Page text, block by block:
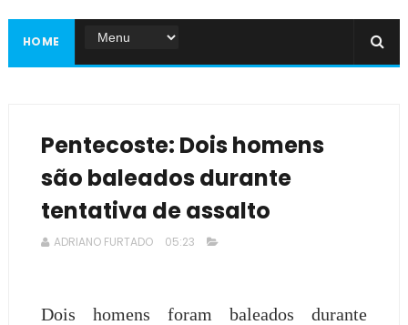
HOME
Pentecoste: Dois homens
são baleados durante
tentativa de assalto
ADRIANO FURTADO 05:23
Dois homens foram baleados durante